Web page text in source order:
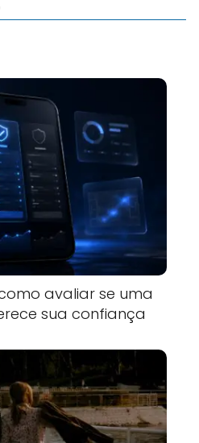
avaliar se uma
sua confiança